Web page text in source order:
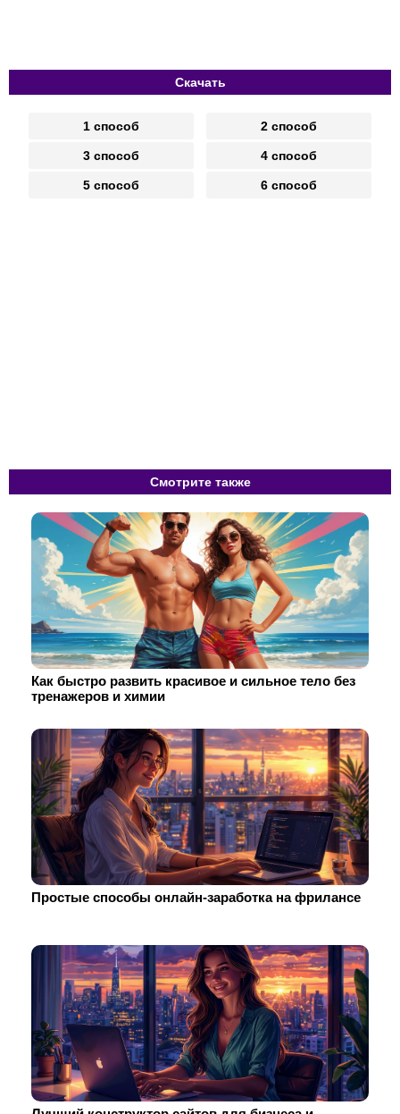
Скачать
1 способ 2 способ
3 способ 4 способ
5 способ 6 способ
Смотрите также
Как быстро развить красивое и сильное тело без
тренажеров и химии
Простые способы онлайн-заработка на фрилансе